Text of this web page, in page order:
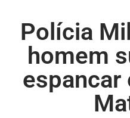
Polícia
homem
espancar